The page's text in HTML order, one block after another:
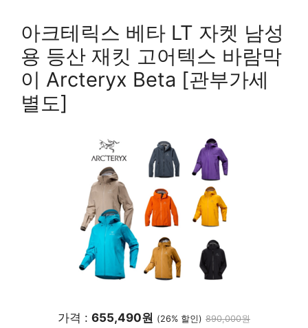
아크테릭스 베타 LT 자켓 남성
용 등산 재킷 고어텍스 바람막
이 Arcteryx Beta [관부가세
별도]
가격 : 655,490원 (26% 할인) 890,000원